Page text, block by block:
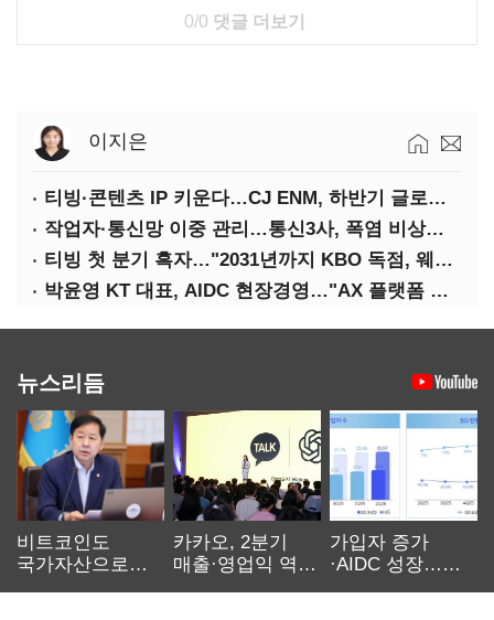
0/0 댓글 더보기
이지은
티빙·콘텐츠 IP 키운다…CJ ENM, 하반기 글로벌 확장 가속
작업자·통신망 이중 관리…통신3사, 폭염 비상대응 돌입
티빙 첫 분기 흑자…"2031년까지 KBO 독점, 웨이브 합병도 속도"
박윤영 KT 대표, AIDC 현장경영…"AX 플랫폼 핵심 인프라로 키운다"
뉴스리듬
비트코인도
국가자산으로…'
카카오, 2분기
매출·영업익 역대
가입자 증가
·AIDC 성장…